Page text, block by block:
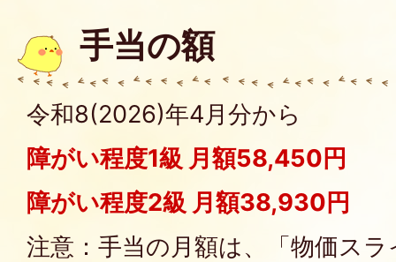
手当の額
令和8(2026)年4月分から
障がい程度1級 月額58,450円
障がい程度2級 月額38,930円
注意：手当の月額は、「物価ス